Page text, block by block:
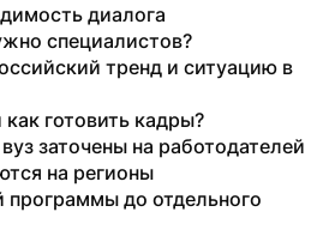
диалога
специалистов?
тренд и ситуацию в
как готовить кадры?
заточены на работодателей
на регионы
до отдельного